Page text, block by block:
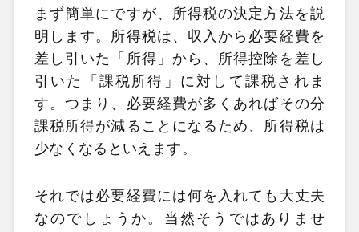
まず簡単にですが、所得税の決定方法を説
明します。所得税は、収入から必要経費を
差し引いた「所得」から、所得控除を差し
引いた「課税所得」に対して課税されま
す。つまり、必要経費が多くあればその分
課税所得が減ることになるため、所得税は
少なくなるといえます。
それでは必要経費には何を入れても大丈夫
なのでしょうか。当然そうではありませ